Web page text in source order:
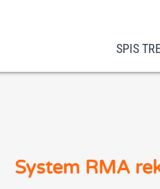
SPIS
System RMA